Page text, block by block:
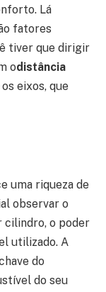
Lá
fatores
tiver que dirigir
odistância
eixos, que
uma riqueza de
observar o
cilindro, o poder
utilizado. A
do
do seu